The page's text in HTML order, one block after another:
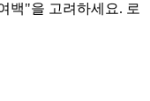
백"을 고려하세요. 로